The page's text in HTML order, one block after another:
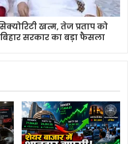
खत्म, तेज प्रताप को
बिहार सरकार का बड़ा फैसला